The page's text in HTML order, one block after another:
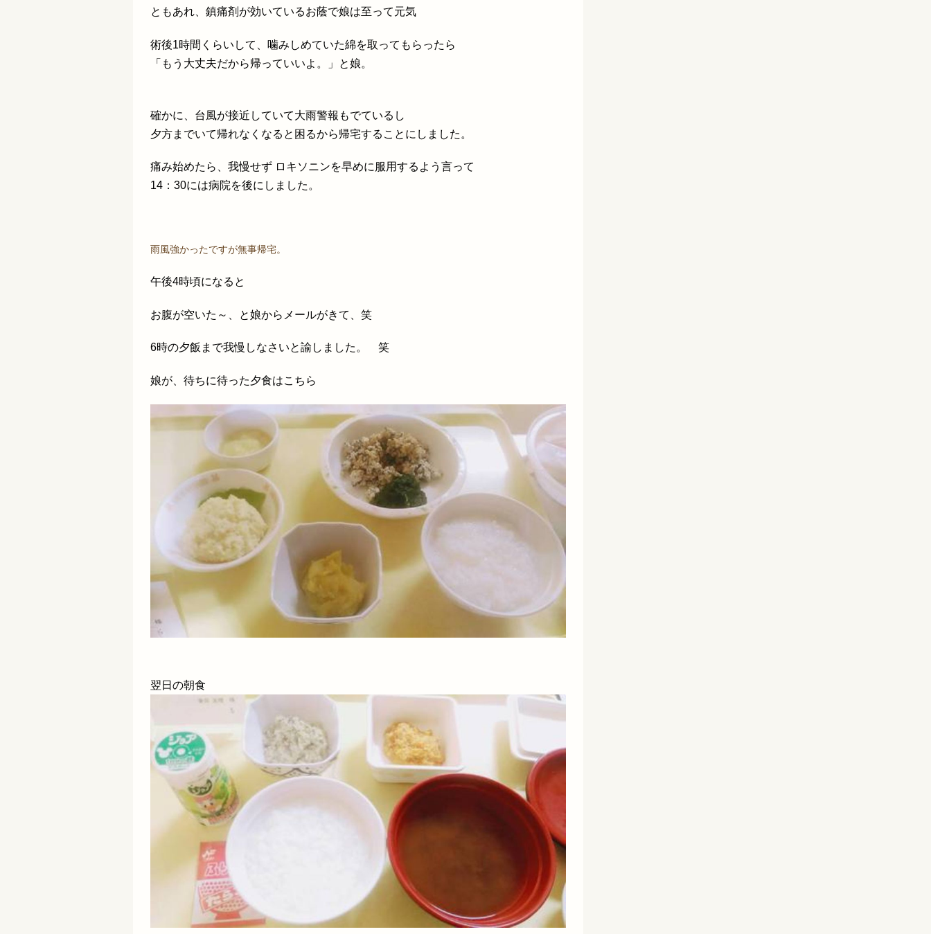
ともあれ、鎮痛剤が効いているお蔭で娘は至って元気
術後1時間くらいして、噛みしめていた綿を取ってもらったら
「もう大丈夫だから帰っていいよ。」と娘。
確かに、台風が接近していて大雨警報もでているし
夕方までいて帰れなくなると困るから帰宅することにしました。
痛み始めたら、我慢せず ロキソニンを早めに服用するよう言って
14：30には病院を後にしました。
雨風強かったですが無事帰宅。
午後4時頃になると
お腹が空いた～、と娘からメールがきて、笑
6時の夕飯まで我慢しなさいと諭しました。 笑
娘が、待ちに待った夕食はこちら
翌日の朝食